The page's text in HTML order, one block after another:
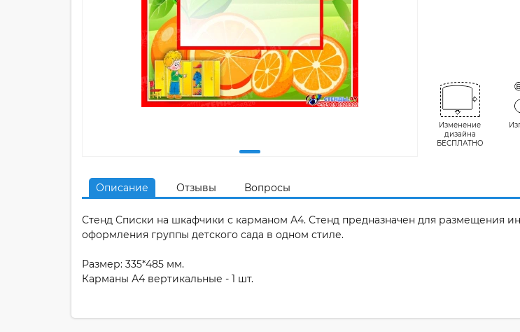
Изменение
дизайна
БЕСПЛАТНО
Описание Отзывы Вопросы
Стенд Списки на шкафчики с карманом А4. Стенд предназначен для размещения
оформления группы детского сада в одном стиле.
Размер: 335*485 мм.
Карманы А4 вертикальные - 1 шт.